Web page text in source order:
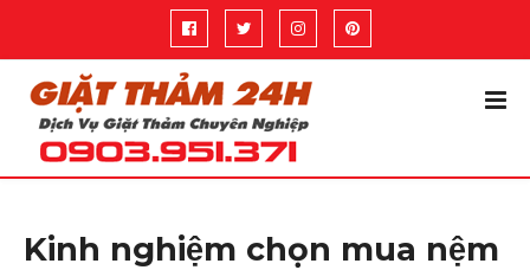
Kinh nghiệm chọn mua nệm